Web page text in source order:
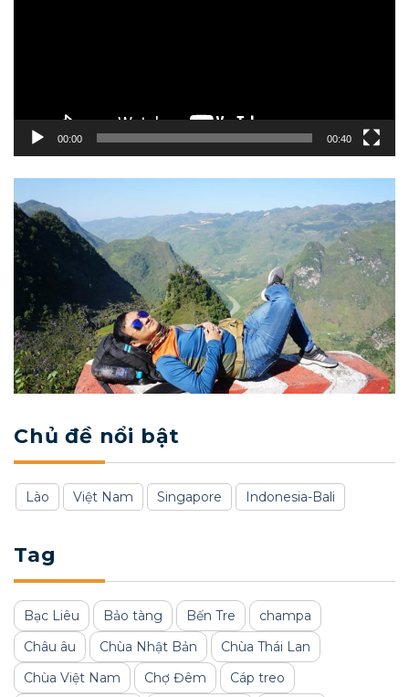
00:00 00:40
Chủ đề nổi bật
Lào Việt Nam Singapore Indonesia-Bali
Tag
Bạc Liêu Bảo tàng Bến Tre
champa
Châu âu
Chùa Nhật Bản
Chùa Thái Lan
Chùa Việt Nam
Chợ Đêm
Cáp treo